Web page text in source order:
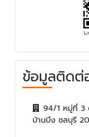
ข้อมูลติดต่
94/1 หมู่ที่ 3
บ้านบึง ชลบุรี